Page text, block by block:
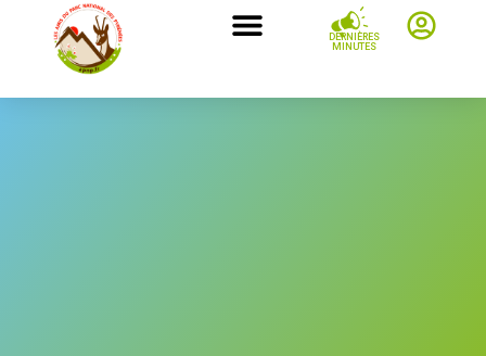
DERNIÈRES
MINUTES